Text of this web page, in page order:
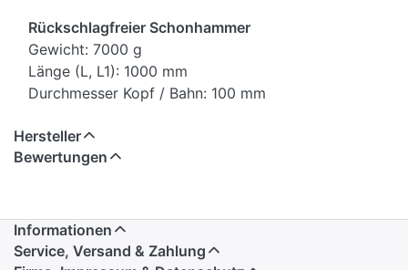
Rückschlagfreier Schonhammer
Gewicht: 7000 g
Länge (L, L1): 1000 mm
Durchmesser Kopf / Bahn: 100 mm
Hersteller
Bewertungen
Informationen
Service, Versand & Zahlung